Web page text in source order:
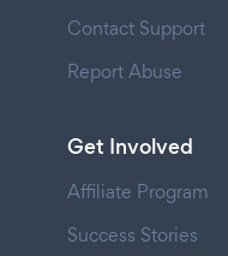
Contact Support
Report Abuse
Get Involved
Affiliate Program
Success Stories